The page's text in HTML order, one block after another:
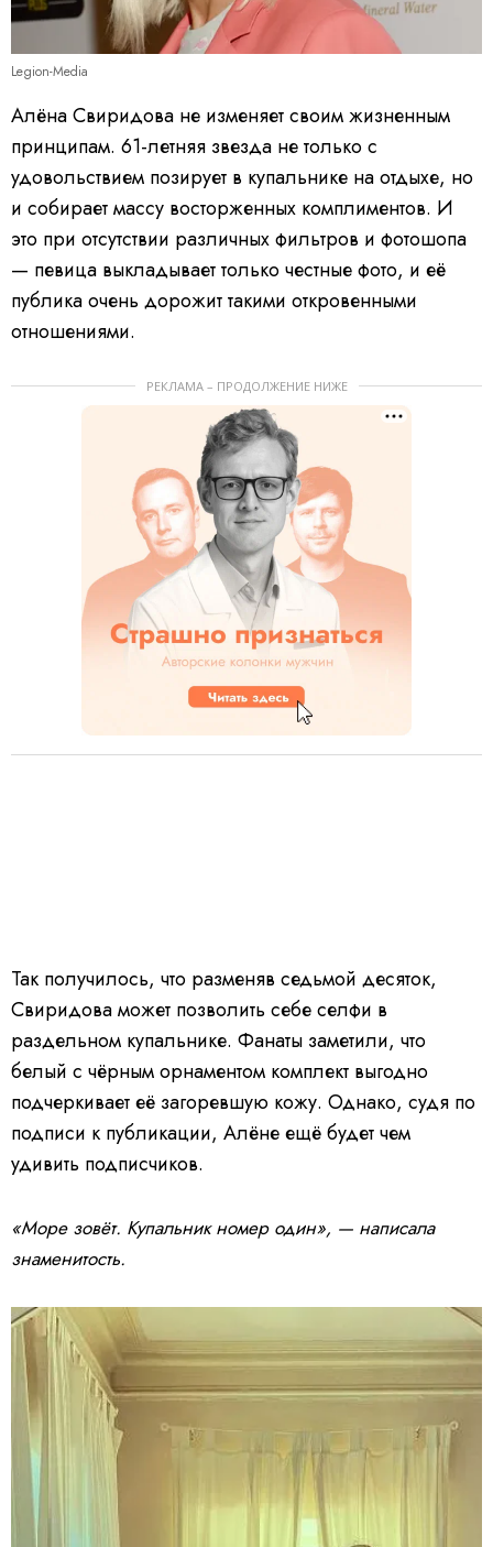
Legion-Media
Алёна Свиридова не изменяет своим жизненным
принципам. 61-летняя звезда не только с
удовольствием позирует в купальнике на отдыхе, но
и собирает массу восторженных комплиментов. И
это при отсутствии различных фильтров и фотошопа
— певица выкладывает только честные фото, и её
публика очень дорожит такими откровенными
отношениями.
РЕКЛАМА – ПРОДОЛЖЕНИЕ НИЖЕ
Так получилось, что разменяв седьмой десяток,
Свиридова может позволить себе селфи в
раздельном купальнике. Фанаты заметили, что
белый с чёрным орнаментом комплект выгодно
подчеркивает её загоревшую кожу. Однако, судя по
подписи к публикации, Алёне ещё будет чем
удивить подписчиков.
«Море зовёт. Купальник номер один», — написала
знаменитость.